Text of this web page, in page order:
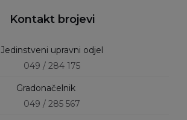
Kontakt brojevi
Jedinstveni upravni odjel
049 / 284 175
Gradonačelnik
049 / 285 567